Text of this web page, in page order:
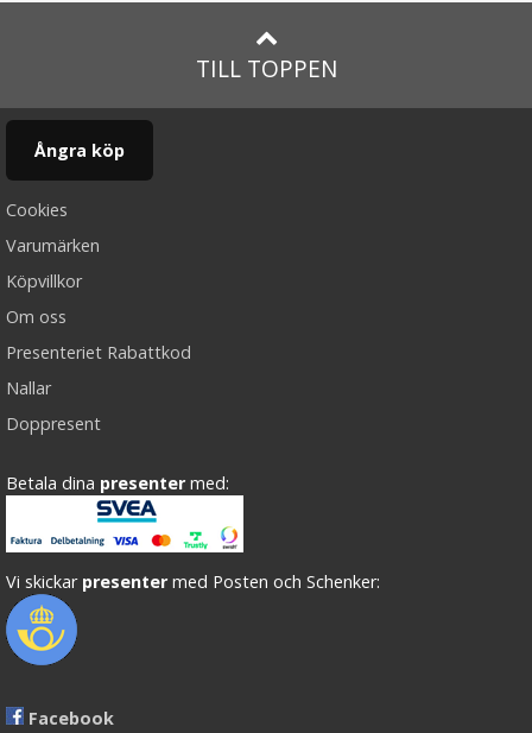
TILL TOPPEN
Ångra köp
Cookies
Varumärken
Köpvillkor
Om oss
Presenteriet Rabattkod
Nallar
Doppresent
Betala dina presenter med:
Vi skickar presenter med Posten och Schenker:
Facebook